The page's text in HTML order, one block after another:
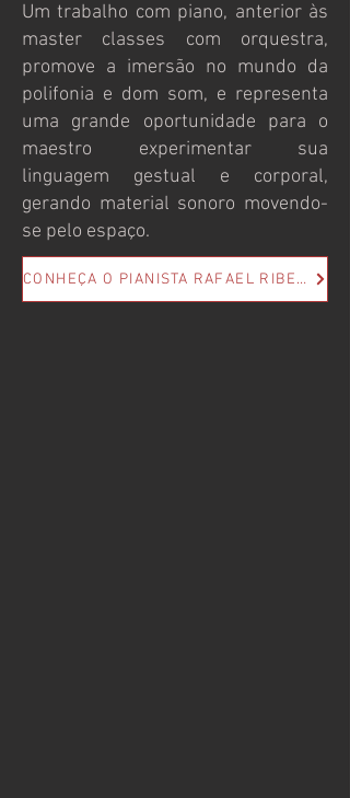
Um trabalho com piano, anterior às
master classes com orquestra,
promove a imersão no mundo da
polifonia e dom som, e representa
uma grande oportunidade para o
maestro experimentar sua
linguagem gestual e corporal,
gerando material sonoro movendo-
se pelo espaço.
CONHEÇA O PIANISTA RAFAEL RIBEIRO AQUI